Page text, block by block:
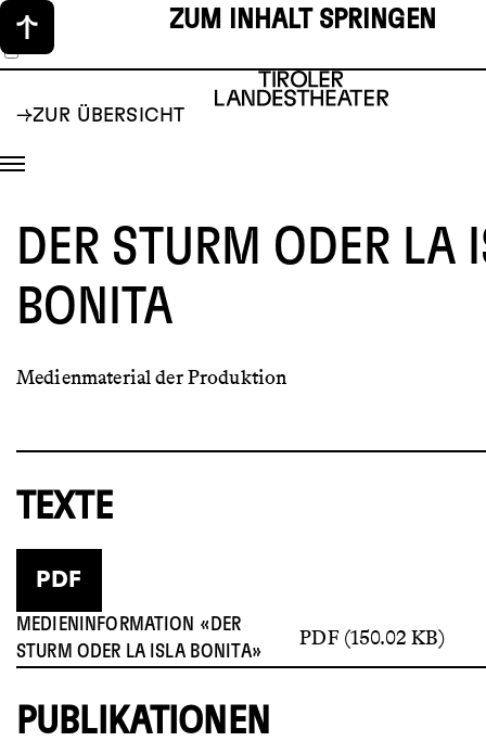
ZUM INHALT SPRINGEN
ZUR ÜBERSICHT
DER STURM ODER LA
BONITA
Medienmaterial der Produktion
TEXTE
PDF
MEDIENINFORMATION «DER
STURM ODER LA ISLA BONITA»
PDF (150.02 KB)
PUBLIKATIONEN